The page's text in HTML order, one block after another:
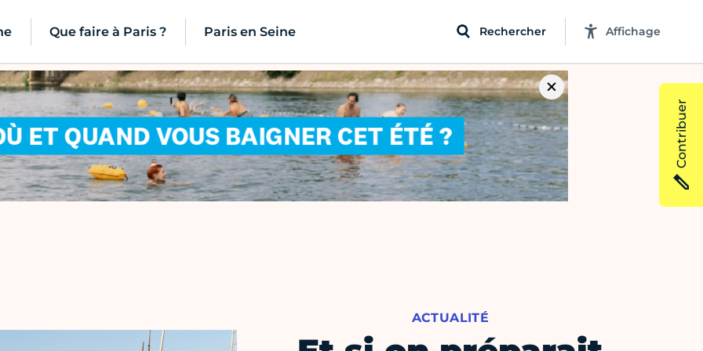
Que faire à Paris ? Paris en Seine Rechercher Affichage
ACTUALITÉ
Contribuer